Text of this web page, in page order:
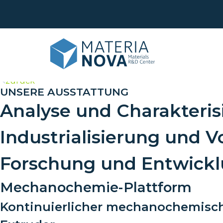
zurück
UNSERE AUSSTATTUNG
Analyse und
Industrialisierung und
Forschung und
Mechanochemie-Plattform
Kontinuierlicher